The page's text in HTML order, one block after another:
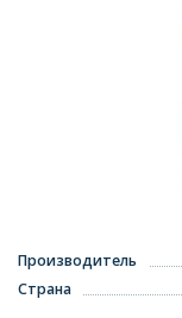
Производитель
Страна